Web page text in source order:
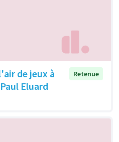
de jeux à
Eluard
Retenue